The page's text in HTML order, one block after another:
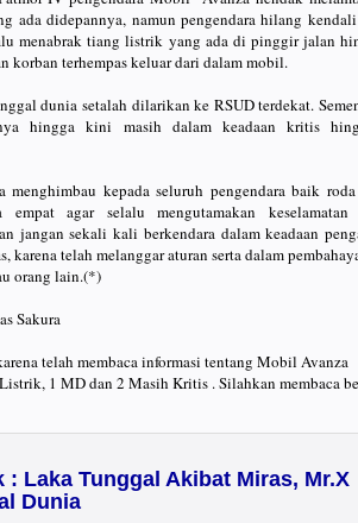
ada didepannya, namun pengendara hilang
menabrak tiang listrik yang ada di pinggir jalan
korban terhempas keluar dari dalam mobil.
dunia setalah dilarikan ke RSUD terdekat.
hingga kini masih dalam keadaan kritis
menghimbau kepada seluruh pengendara baik
empat agar selalu mengutamakan keselamatan
jangan sekali kali berkendara dalam keadaan
karena telah melanggar aturan serta dalam
orang lain.(*)
Sakura
telah membaca informasi tentang Mobil Avanza
1 MD dan 2 Masih Kritis . Silahkan membaca
: Laka Tunggal Akibat Miras, Mr.X
Dunia